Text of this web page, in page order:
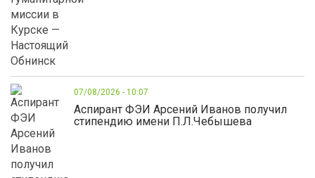
07/08/2026 - 10:07
Аспирант ФЭИ Арсений Иванов получил
стипендию имени П.Л.Чебышева